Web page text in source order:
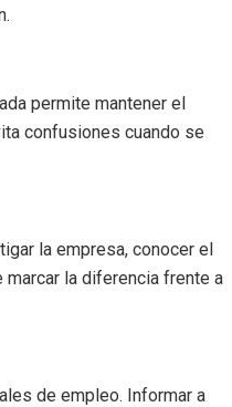
permite mantener el
confusiones cuando se
la empresa, conocer el
la diferencia frente a
de empleo. Informar a